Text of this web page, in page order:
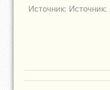
Источник: